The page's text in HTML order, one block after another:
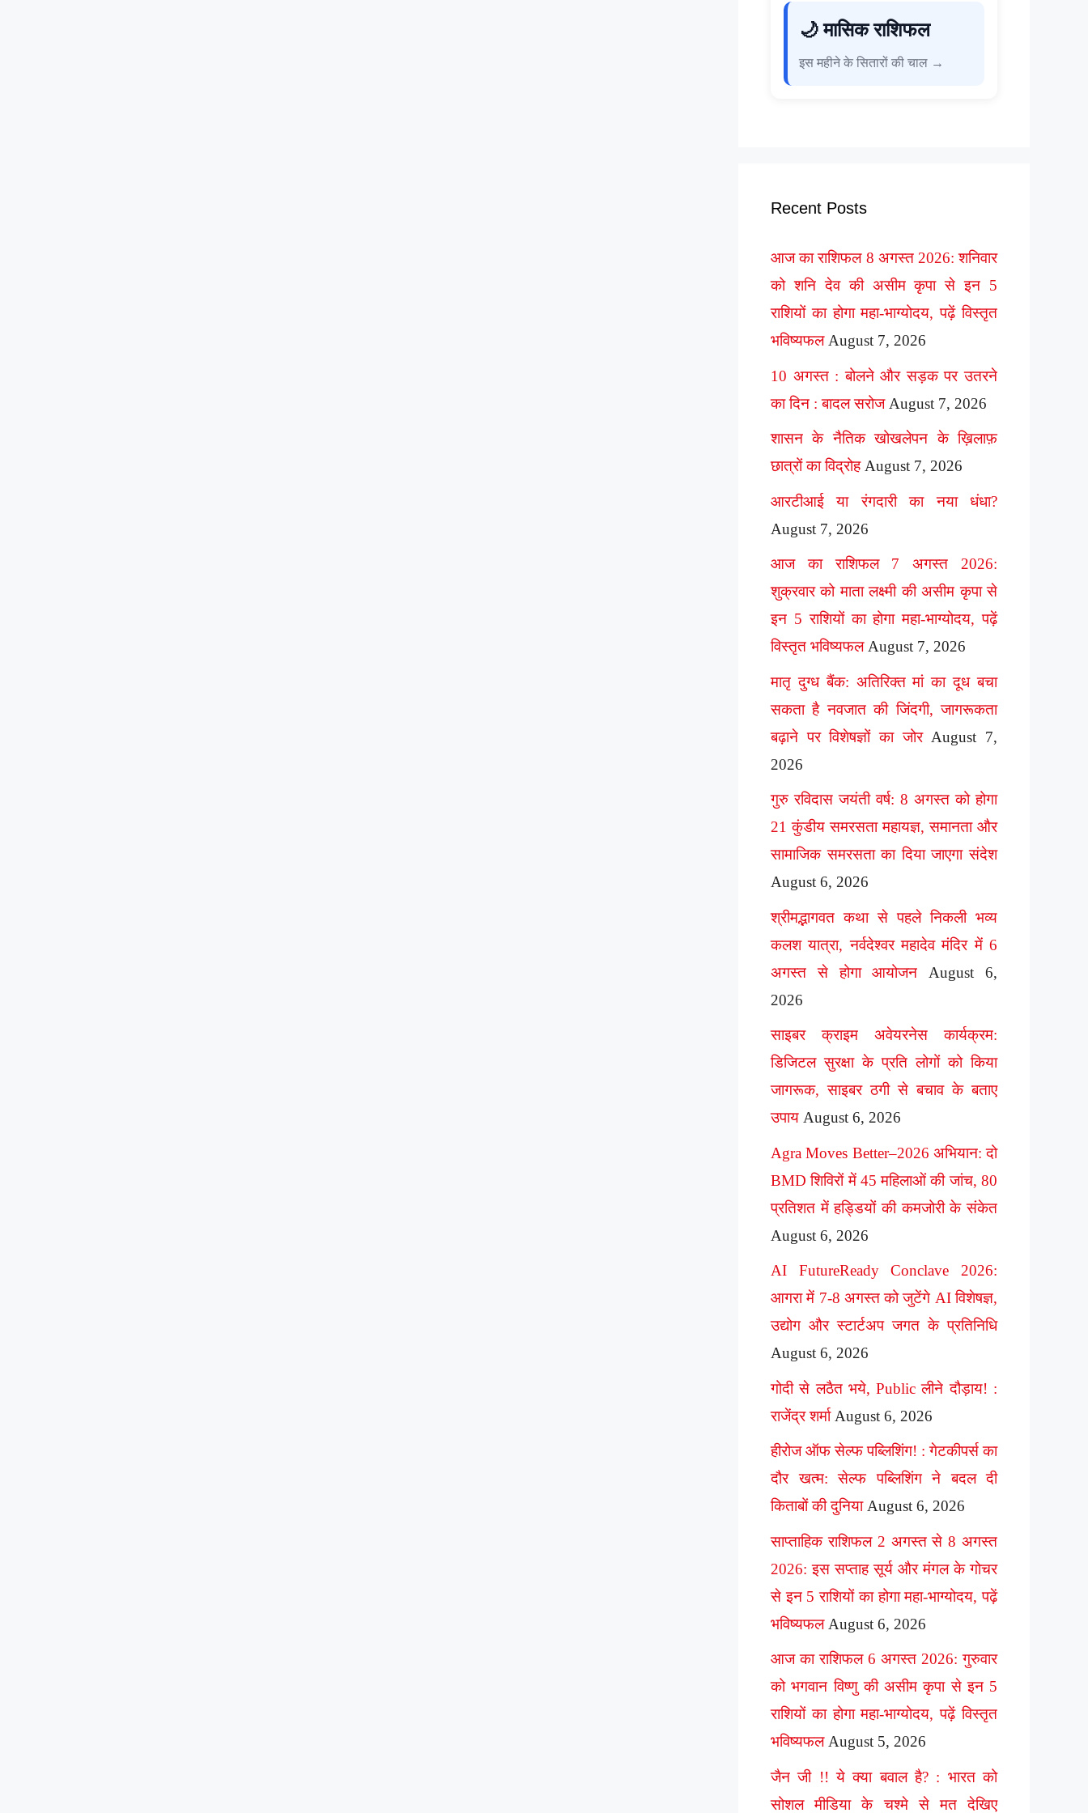
🌙 मासिक राशिफल
इस महीने के सितारों की चाल →
Recent Posts
आज का राशिफल 8 अगस्त 2026: शनिवार
को शनि देव की असीम कृपा से इन 5
राशियों का होगा महा-भाग्योदय, पढ़ें विस्तृत
भविष्यफल August 7, 2026
10 अगस्त : बोलने और सड़क पर उतरने
का दिन : बादल सरोज August 7, 2026
शासन के नैतिक खोखलेपन के ख़िलाफ़
छात्रों का विद्रोह August 7, 2026
आरटीआई या रंगदारी का नया धंधा?
August 7, 2026
आज का राशिफल 7 अगस्त 2026:
शुक्रवार को माता लक्ष्मी की असीम कृपा से
इन 5 राशियों का होगा महा-भाग्योदय, पढ़ें
विस्तृत भविष्यफल August 7, 2026
मातृ दुग्ध बैंक: अतिरिक्त मां का दूध बचा
सकता है नवजात की जिंदगी, जागरूकता
बढ़ाने पर विशेषज्ञों का जोर August 7,
2026
गुरु रविदास जयंती वर्ष: 8 अगस्त को होगा
21 कुंडीय समरसता महायज्ञ, समानता और
सामाजिक समरसता का दिया जाएगा संदेश
August 6, 2026
श्रीमद्भागवत कथा से पहले निकली भव्य
कलश यात्रा, नर्वदेश्वर महादेव मंदिर में 6
अगस्त से होगा आयोजन
August 6,
2026
साइबर क्राइम अवेयरनेस कार्यक्रम:
डिजिटल सुरक्षा के प्रति लोगों को किया
जागरूक, साइबर ठगी से बचाव के बताए
उपाय August 6, 2026
Agra Moves Better–2026 अभियान: दो
BMD शिविरों में 45 महिलाओं की जांच, 80
प्रतिशत में हड्डियों की कमजोरी के संकेत
August 6, 2026
AI FutureReady Conclave 2026:
आगरा में 7-8 अगस्त को जुटेंगे AI विशेषज्ञ,
उद्योग और स्टार्टअप जगत के प्रतिनिधि
August 6, 2026
गोदी से लठैत भये, Public लीने दौड़ाय! :
राजेंद्र शर्मा August 6, 2026
हीरोज ऑफ सेल्फ पब्लिशिंग! : गेटकीपर्स का
दौर खत्म: सेल्फ पब्लिशिंग ने बदल दी
किताबों की दुनिया August 6, 2026
साप्ताहिक राशिफल 2 अगस्त से 8 अगस्त
2026: इस सप्ताह सूर्य और मंगल के गोचर
से इन 5 राशियों का होगा महा-भाग्योदय, पढ़ें
भविष्यफल August 6, 2026
आज का राशिफल 6 अगस्त 2026: गुरुवार
को भगवान विष्णु की असीम कृपा से इन 5
राशियों का होगा महा-भाग्योदय, पढ़ें विस्तृत
भविष्यफल August 5, 2026
जैन जी !! ये क्या बवाल है? : भारत को
सोशल मीडिया के चश्मे से मत देखिए